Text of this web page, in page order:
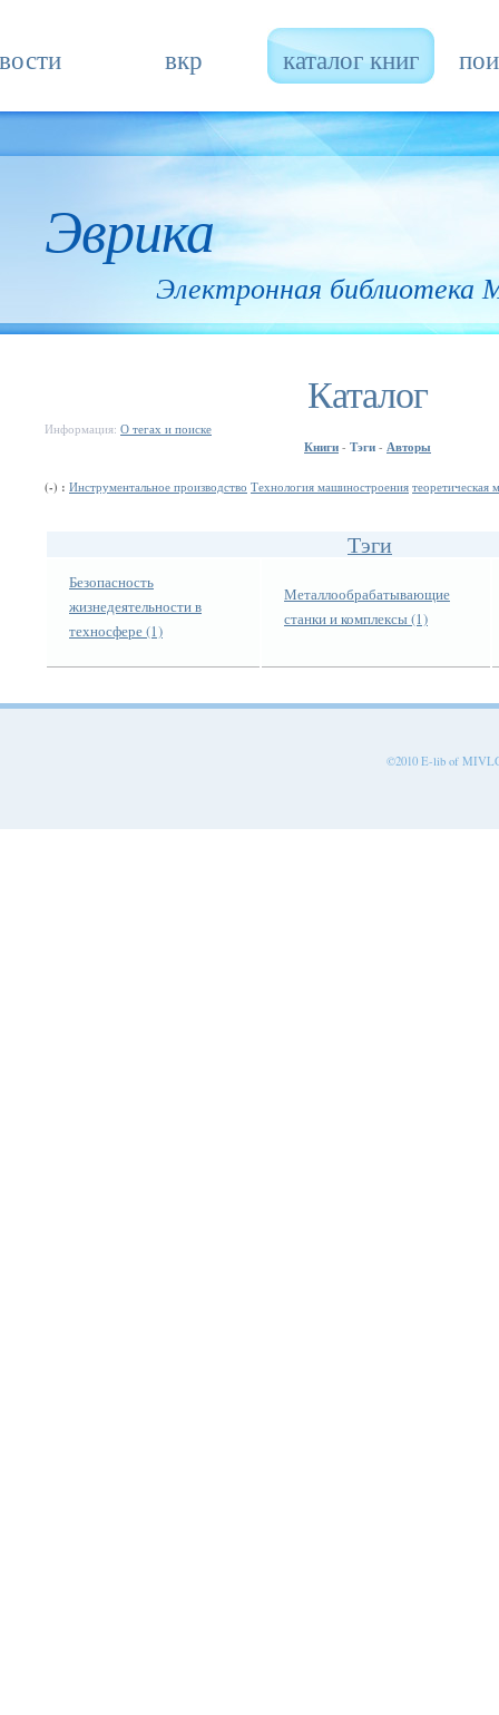
вкр каталог книг
Эврика
Электронная
Каталог
Информация: О тегах и поиске
Книги - Тэги - Авторы
(-) : Инструментальное производство Технология машиностроения теоретическая
Тэги
Безопасность
жизнедеятельности в
техносфере (1)
Металлообрабатывающие
станки и комплексы (1)
©2010 E-lib of